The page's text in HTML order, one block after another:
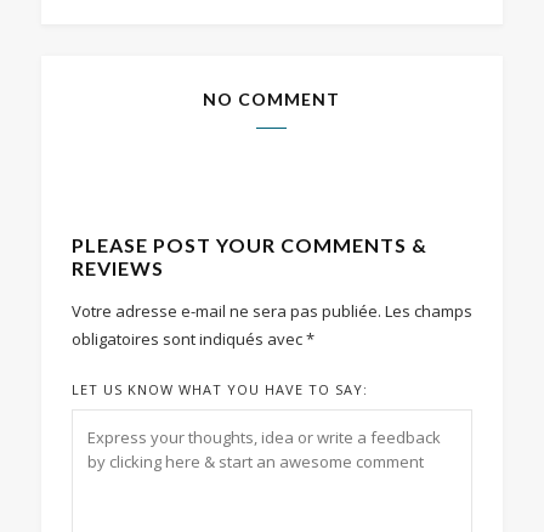
NO COMMENT
PLEASE POST YOUR COMMENTS &
REVIEWS
Votre adresse e-mail ne sera pas publiée. Les champs
obligatoires sont indiqués avec*
LET US KNOW WHAT YOU HAVE TO SAY: